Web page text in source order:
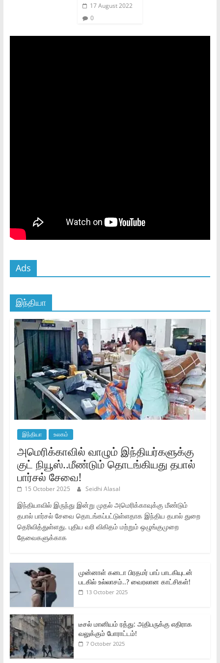
17 August 2022
0
Ads
இந்தியா
இந்தியா உலகம்
அமெரிக்காவில் வாழும் இந்தியர்களுக்கு
குட் நியூஸ்..மீண்டும் தொடங்கியது தபால்
பார்சல் சேவை!
15 October 2025 Seidhi Alasal
இந்தியாவில் இருந்து இன்று முதல் அமெரிக்காவுக்கு மீண்டும்
தபால் பார்சல் சேவை தொடங்கப்பட்டுள்ளதாக இந்திய தபால் துறை
தெரிவித்துள்ளது. புதிய வரி விகிதம் மற்றும் ஒழுங்குமுறை
தேவைகளுக்காக
முன்னாள் கனடா பிரதமர் பாப் பாடகியுடன்
படகில் உல்லாசம்..? வைரலான காட்சிகள்!
13 October 2025
டீசல் மானியம் ரத்து: அதிபருக்கு எதிராக
வலுக்கும் போராட்டம்!
7 October 2025